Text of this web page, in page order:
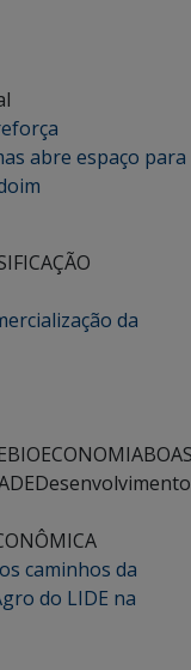
abre espaço para
da
BIOECONOMIA
Desenvolvimento
caminhos da
do LIDE na